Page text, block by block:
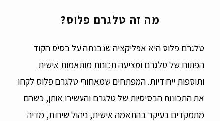
מה זה טלגרם פלוס?
טלגרם פלוס היא אפליקציה שנבנתה על בסיס הקוד
הפתוח של טלגרם ומציעה תכונות מותאמות אישית
ותוספות ייחודיות. המפתחים שמאחורי טלגרם פלוס לקחו
את התכונות הבסיסיות של טלגרם והעשירו אותן, כשהם
מתמקדים בעיקר בהתאמה אישית, ניהול שיחות, מדיה